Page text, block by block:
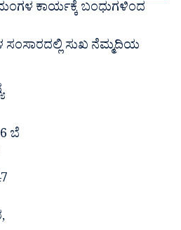
ಕಾರ್ಯಕ್ಕೆ ಬಂಧುಗಳಿಂದ
ಸುಖ ನೆಮ್ಮದಿಯ
ಬೆ